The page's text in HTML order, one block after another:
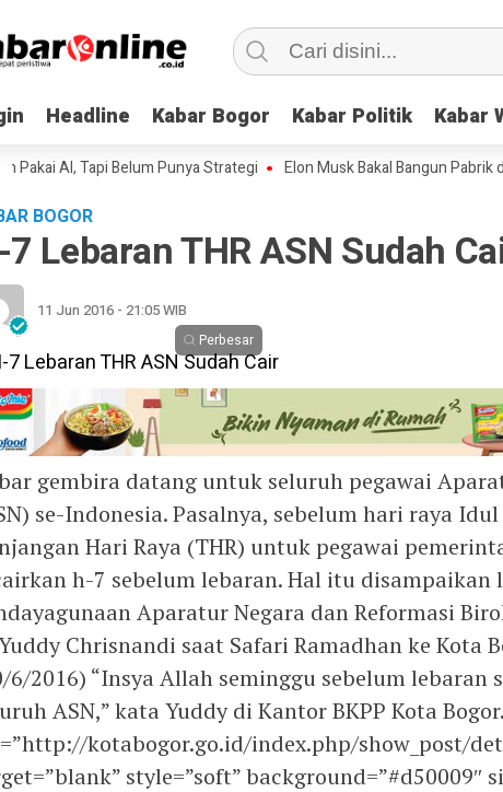
Headline Kabar Bogor Kabar Politik Kabar
Headline Kabar Bogor Kabar Politik Kabar
AI, Tapi Belum Punya Strategi Elon Musk Bakal Bangun Pabrik di
BOGOR
7 Lebaran THR ASN Sudah
11 Jun 2016 - 21:05 WIB
Perbesar
gembira datang untuk seluruh pegawai
se-Indonesia. Pasalnya, sebelum hari raya
Hari Raya (THR) untuk pegawai
h-7 sebelum lebaran. Hal itu disampaikan
Aparatur Negara dan Reformasi
Chrisnandi saat Safari Ramadhan ke Kota
6/2016) “Insya Allah seminggu sebelum lebaran
ASN,” kata Yuddy di Kantor BKPP Kota
kotabogor.go.id/index.php/show_post/
style=”soft” background=”#d50009″